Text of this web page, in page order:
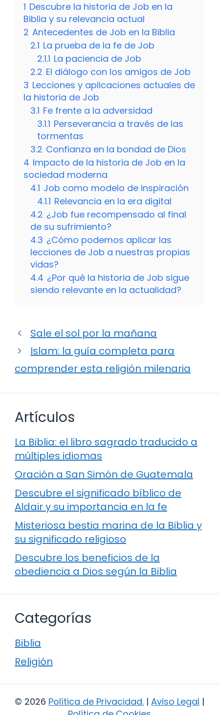
1 Descubre la historia de Job en la
Biblia y su relevancia actual
2 Antecedentes de Job en la Biblia
2.1 La prueba de la fe de Job
2.1.1 La paciencia de Job
2.2 El diálogo con los amigos de Job
3 Lecciones y aplicaciones actuales de
la historia de Job
3.1 Fe frente a la adversidad
3.1.1 Perseverancia a través de las
tormentas
3.2 Confianza en la bondad de Dios
4 Impacto de la historia de Job en la
sociedad moderna
4.1 Job como modelo de inspiración
4.1.1 Relevancia en la era digital
4.2 ¿Job fue recompensado al final
de su sufrimiento?
4.3 ¿Cómo podemos aplicar las
lecciones de Job a nuestras propias
vidas?
4.4 ¿Por qué la historia de Job sigue
siendo relevante en la actualidad?
Sale el sol por la mañana
Islam: la guía completa para
comprender esta religión milenaria
Artículos
La Biblia: el libro sagrado traducido a
múltiples idiomas
Oración a San Simón de Guatemala
Descubre el significado bíblico de
Aldair y su importancia en la fe
Misteriosa bestia marina de la Biblia y
su significado religioso
Descubre los beneficios de la
obediencia a Dios según la Biblia
Categorías
Biblia
Religión
© 2026 Política de Privacidad. | Aviso Legal |